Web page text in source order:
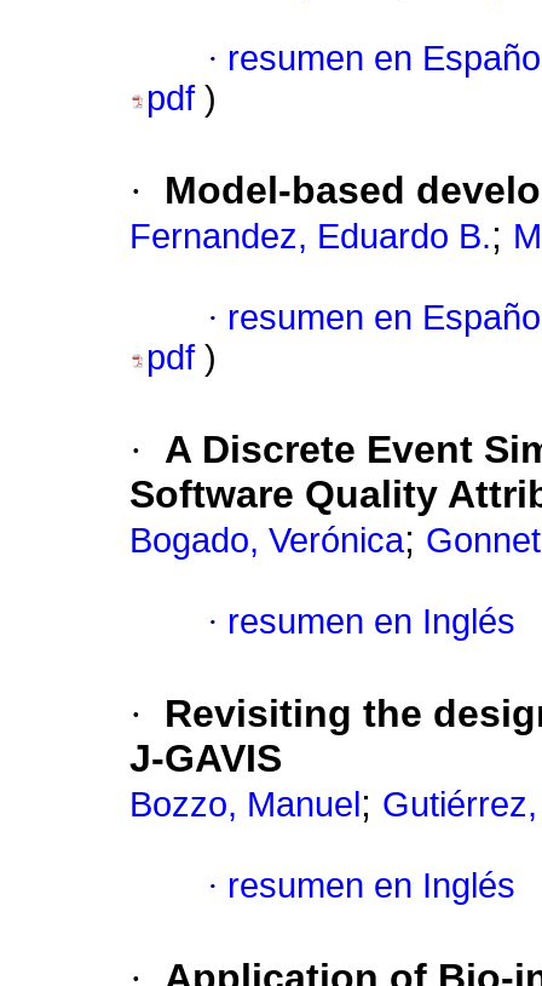
· resumen en
pdf )
· Model-based
Fernandez, Eduardo B.;
· resumen en
pdf )
·
A Discrete Event
Software Quality
Bogado, Verónica;
· resumen en Inglés
·
Revisiting the
J-GAVIS
Bozzo, Manuel ;
· resumen en Inglés